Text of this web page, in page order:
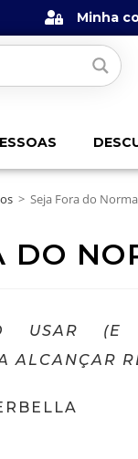
Minha
> Seja Fora do
DO
USAR (E
ALCANÇAR